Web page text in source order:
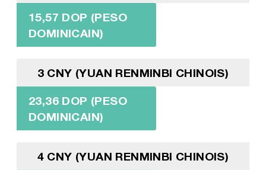
15,57 DOP (PESO
DOMINICAIN)
3 CNY (YUAN RENMINBI CHINOIS)
23,36 DOP (PESO
DOMINICAIN)
4 CNY (YUAN RENMINBI CHINOIS)